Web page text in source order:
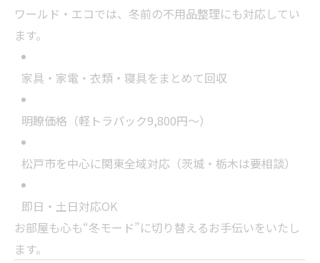
ワールド・エコでは、冬前の不用品整理にも対応してい
ます。
家具・家電・衣類・寝具をまとめて回収
明瞭価格（軽トラパック9,800円〜）
松戸市を中心に関東全域対応（茨城・栃木は要相談）
即日・土日対応OK
お部屋も心も“冬モード”に切り替えるお手伝いをいたし
ます。